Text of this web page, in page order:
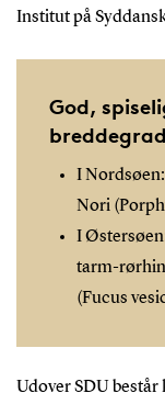
Institut på
God,
I
Nori
I
tarm-
(Fucus
Udover SDU